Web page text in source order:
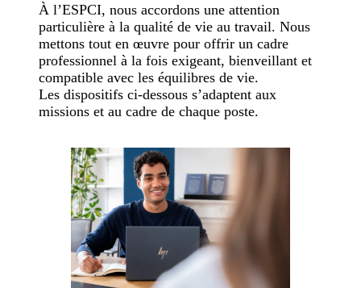
À l’ESPCI, nous accordons une attention
particulière à la qualité de vie au travail. Nous
mettons tout en œuvre pour offrir un cadre
professionnel à la fois exigeant, bienveillant et
compatible avec les équilibres de vie.
Les dispositifs ci-dessous s’adaptent aux
missions et au cadre de chaque poste.